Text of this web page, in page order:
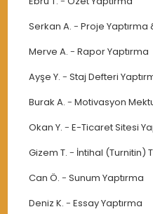
Serkan A. -Proje Yaptırma
Merve A. -Rapor Yaptırma
Ayşe Y. -Staj Defteri
Burak A. -Motivasyon
Okan Y. -E-Ticaret Sitesi
Gizem T. - İntihal (Turnitin)
Can Ö. -Sunum Yaptırma
Deniz K. -Essay Yaptırma